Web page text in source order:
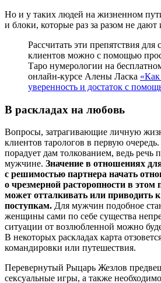
Но и у таких людей на жизненном
и блоки, которые раз за разом не дают
Рассчитать эти препятствия для
клиентов можно с помощью
Таро нумерологии на
онлайн-курсе Алены Ласка «Как
уверенность и достаток с
В раскладах на любовь
Вопросы, затрагивающие личную
клиентов тарологов в первую
порадует дам толкованием, ведь речь
мужчине. Значение в отношениях
с решимостью партнера начать
о чрезмерной расторопности в этом
может отталкивать или приводить
поступкам. Для мужчин подобное
женщины сами по себе существа
ситуации от возлюбленной можно
В некоторых раскладах карта
командировки или путешествия.
Перевернутый Рыцарь Жезлов
сексуальные игры, а также